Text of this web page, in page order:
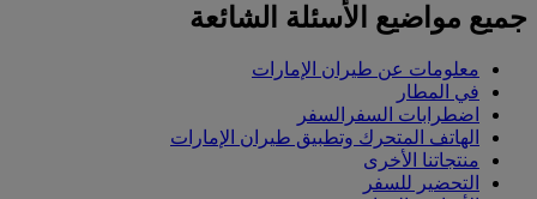
جميع مواضيع الأسئلة الشائعة
معلومات عن طيران الإمارات
في المطار
اضطرابات السفرالسفر
الهاتف المتحرك وتطبيق طيران الإمارات
منتجاتنا الأخرى
التحضير للسفر